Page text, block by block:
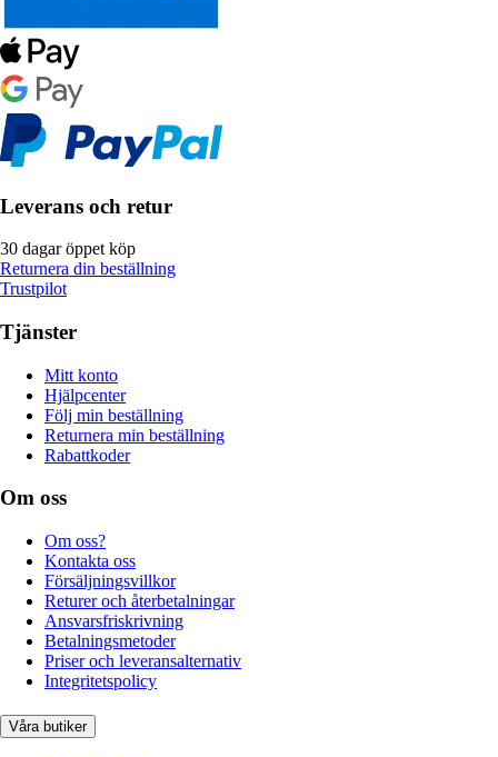
Leverans och retur
30 dagar öppet köp
Returnera din beställning
Trustpilot
Tjänster
Mitt konto
Hjälpcenter
Följ min beställning
Returnera min beställning
Rabattkoder
Om oss
Om oss?
Kontakta oss
Försäljningsvillkor
Returer och återbetalningar
Ansvarsfriskrivning
Betalningsmetoder
Priser och leveransalternativ
Integritetspolicy
Våra butiker